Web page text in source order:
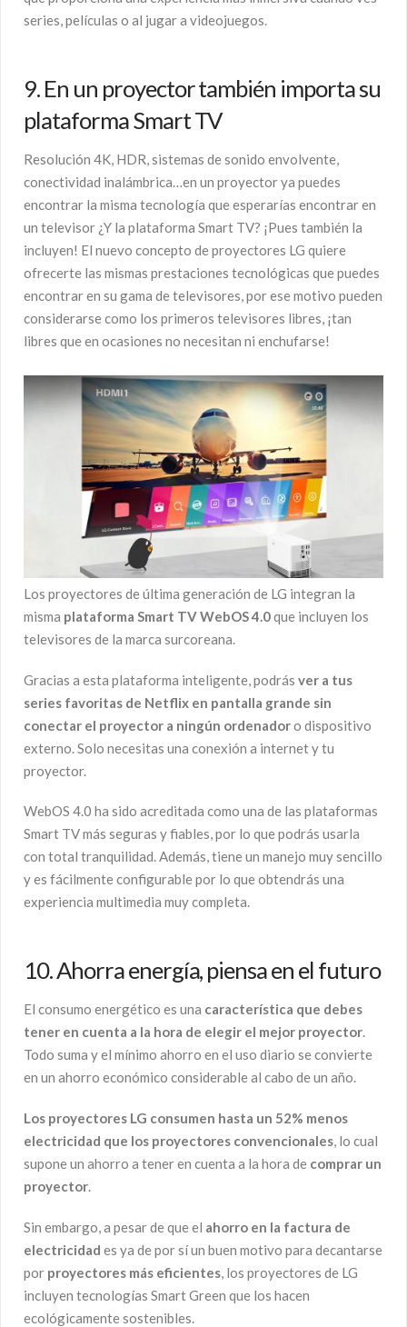
series, películas o al jugar a videojuegos.
9. En un proyector también importa su
plataforma Smart TV
Resolución 4K, HDR, sistemas de sonido envolvente,
conectividad inalámbrica…en un proyector ya puedes
encontrar la misma tecnología que esperarías encontrar en
un televisor ¿Y la plataforma Smart TV? ¡Pues también la
incluyen! El nuevo concepto de proyectores LG quiere
ofrecerte las mismas prestaciones tecnológicas que puedes
encontrar en su gama de televisores, por ese motivo pueden
considerarse como los primeros televisores libres, ¡tan
libres que en ocasiones no necesitan ni enchufarse!
Los proyectores de última generación de LG integran la
misma plataforma Smart TV WebOS 4.0que incluyen los
televisores de la marca surcoreana.
Gracias a esta plataforma inteligente, podrás ver a tus
series favoritas de Netflix en pantalla grande sin
conectar el proyector a ningún ordenadoro dispositivo
externo. Solo necesitas una conexión a internet y tu
proyector.
WebOS 4.0 ha sido acreditada como una de las plataformas
Smart TV más seguras y fiables, por lo que podrás usarla
con total tranquilidad. Además, tiene un manejo muy sencillo
y es fácilmente configurable por lo que obtendrás una
experiencia multimedia muy completa.
10. Ahorra energía, piensa en el futuro
El consumo energético es una característica que debes
tener en cuenta a la hora de elegir el mejor proyector.
Todo suma y el mínimo ahorro en el uso diario se convierte
en un ahorro económico considerable al cabo de un año.
Los proyectores LG consumen hasta un 52% menos
electricidad que los proyectores convencionales, lo cual
supone un ahorro a tener en cuenta a la hora de comprar un
proyector.
Sin embargo, a pesar de que el ahorro en la factura de
electricidad es ya de por sí un buen motivo para decantarse
por proyectores más eficientes , los proyectores de LG
incluyen tecnologías Smart Green que los hacen
ecológicamente sostenibles.